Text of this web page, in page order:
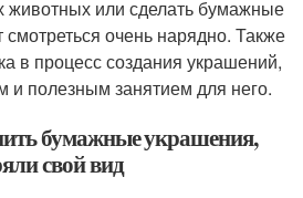
животных или сделать бумажные
смотреться очень нарядно. Также
в процесс создания украшений,
и полезным занятием для него.
бумажные украшения,
свой вид